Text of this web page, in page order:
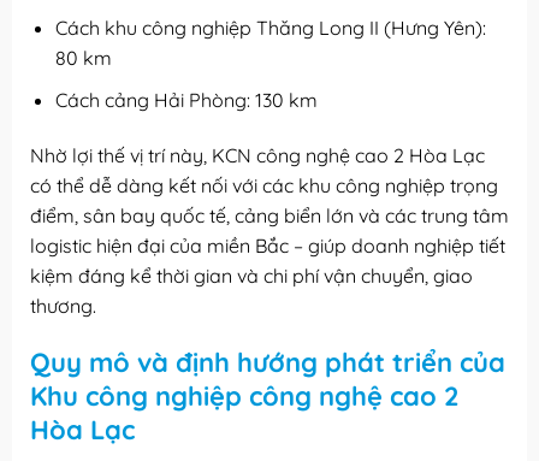
Cách khu công nghiệp Thăng Long II (Hưng Yên):
80 km
Cách cảng Hải Phòng: 130 km
Nhờ lợi thế vị trí này, KCN công nghệ cao 2 Hòa Lạc
có thể dễ dàng kết nối với các khu công nghiệp trọng
điểm, sân bay quốc tế, cảng biển lớn và các trung tâm
logistic hiện đại của miền Bắc – giúp doanh nghiệp tiết
kiệm đáng kể thời gian và chi phí vận chuyển, giao
thương.
Quy mô và định hướng phát triển của
Khu công nghiệp công nghệ cao 2
Hòa Lạc